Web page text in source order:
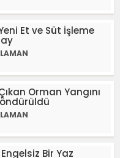
Et ve Süt İşleme
Orman Yangını
Bir Yaz